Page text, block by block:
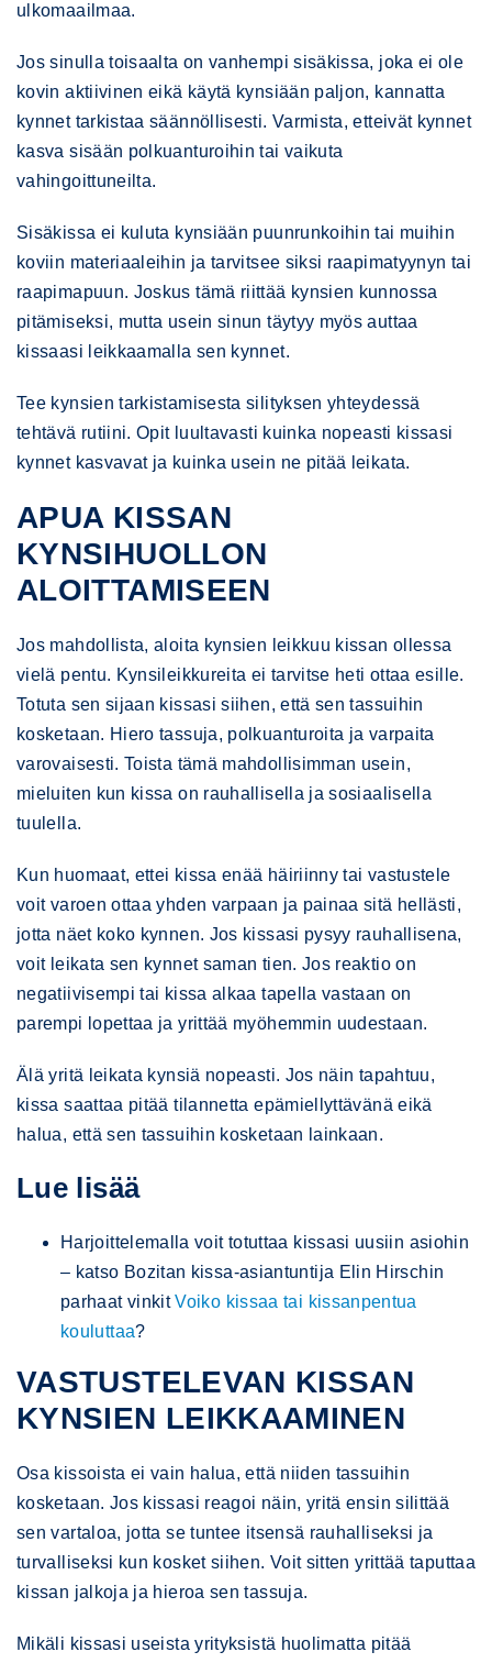
ulkomaailmaa.
Jos sinulla toisaalta on vanhempi sisäkissa, joka ei ole
kovin aktiivinen eikä käytä kynsiään paljon, kannatta
kynnet tarkistaa säännöllisesti. Varmista, etteivät kynnet
kasva sisään polkuanturoihin tai vaikuta
vahingoittuneilta.
Sisäkissa ei kuluta kynsiään puunrunkoihin tai muihin
koviin materiaaleihin ja tarvitsee siksi raapimatyynyn tai
raapimapuun. Joskus tämä riittää kynsien kunnossa
pitämiseksi, mutta usein sinun täytyy myös auttaa
kissaasi leikkaamalla sen kynnet.
Tee kynsien tarkistamisesta silityksen yhteydessä
tehtävä rutiini. Opit luultavasti kuinka nopeasti kissasi
kynnet kasvavat ja kuinka usein ne pitää leikata.
APUA KISSAN
KYNSIHUOLLON
ALOITTAMISEEN
Jos mahdollista, aloita kynsien leikkuu kissan ollessa
vielä pentu. Kynsileikkureita ei tarvitse heti ottaa esille.
Totuta sen sijaan kissasi siihen, että sen tassuihin
kosketaan. Hiero tassuja, polkuanturoita ja varpaita
varovaisesti. Toista tämä mahdollisimman usein,
mieluiten kun kissa on rauhallisella ja sosiaalisella
tuulella.
Kun huomaat, ettei kissa enää häiriinny tai vastustele
voit varoen ottaa yhden varpaan ja painaa sitä hellästi,
jotta näet koko kynnen. Jos kissasi pysyy rauhallisena,
voit leikata sen kynnet saman tien. Jos reaktio on
negatiivisempi tai kissa alkaa tapella vastaan on
parempi lopettaa ja yrittää myöhemmin uudestaan.
Älä yritä leikata kynsiä nopeasti. Jos näin tapahtuu,
kissa saattaa pitää tilannetta epämiellyttävänä eikä
halua, että sen tassuihin kosketaan lainkaan.
Lue lisää
Harjoittelemalla voit totuttaa kissasi uusiin asiohin
– katso Bozitan kissa-asiantuntija Elin Hirschin
parhaat vinkitVoiko kissaa tai kissanpentua
kouluttaa?
VASTUSTELEVAN KISSAN
KYNSIEN LEIKKAAMINEN
Osa kissoista ei vain halua, että niiden tassuihin
kosketaan. Jos kissasi reagoi näin, yritä ensin silittää
sen vartaloa, jotta se tuntee itsensä rauhalliseksi ja
turvalliseksi kun kosket siihen. Voit sitten yrittää taputtaa
kissan jalkoja ja hieroa sen tassuja.
Mikäli kissasi useista yrityksistä huolimatta pitää